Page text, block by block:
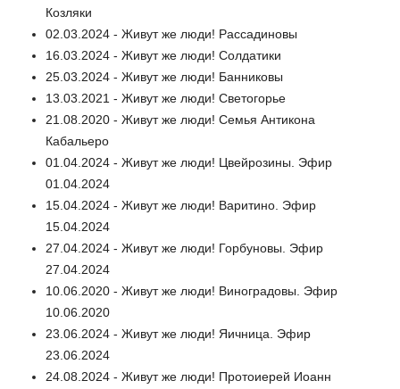
Козляки
02.03.2024 - Живут же люди! Рассадиновы
16.03.2024 - Живут же люди! Солдатики
25.03.2024 - Живут же люди! Банниковы
13.03.2021 - Живут же люди! Светогорье
21.08.2020 - Живут же люди! Семья Антикона
Кабальеро
01.04.2024 - Живут же люди! Цвейрозины. Эфир
01.04.2024
15.04.2024 - Живут же люди! Варитино. Эфир
15.04.2024
27.04.2024 - Живут же люди! Горбуновы. Эфир
27.04.2024
10.06.2020 - Живут же люди! Виноградовы. Эфир
10.06.2020
23.06.2024 - Живут же люди! Яичница. Эфир
23.06.2024
24.08.2024 - Живут же люди! Протоиерей Иоанн